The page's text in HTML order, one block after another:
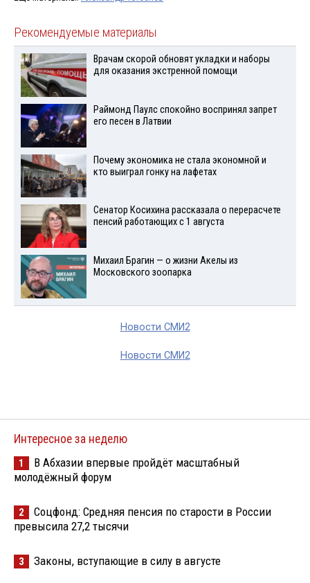
Рекомендуемые материалы
Врачам скорой обновят укладки и наборы
для оказания экстренной помощи
Раймонд Паулс спокойно воспринял запрет
его песен в Латвии
Почему экономика не стала экономной и
кто выиграл гонку на лафетах
Сенатор Косихина рассказала о перерасчете
пенсий работающих с 1 августа
Михаил Брагин — о жизни Акелы из
Московского зоопарка
Новости СМИ2
Новости СМИ2
Интересное за неделю
1
В Абхазии впервые пройдёт масштабный
молодёжный форум
2
Соцфонд: Средняя пенсия по старости в России
превысила 27,2 тысячи
3 Законы, вступающие в силу в августе